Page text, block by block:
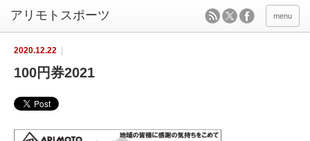
menu
2020.12.22
100円券2021